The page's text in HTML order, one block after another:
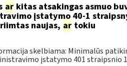
arkitas atsakingas asmuo
įstatymo 40-1
naujas, artokiu
skelbiama: Minimalūs
įstatymo 401 straipsnio 1